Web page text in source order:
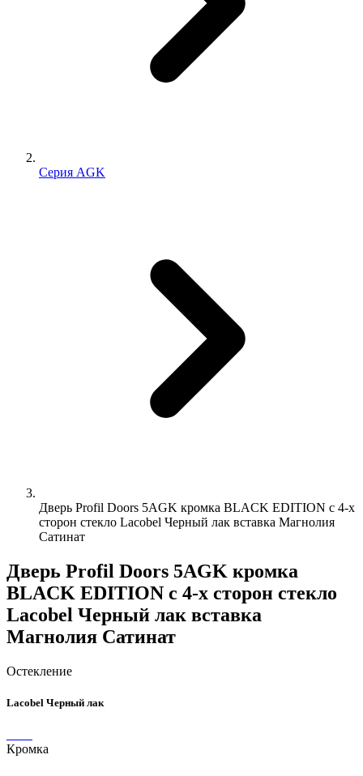
Серия AGK
Дверь Profil Doors 5AGK кромка BLACK EDITION с 4-х
сторон стекло Lacobel Черный лак вставка Магнолия
Сатинат
Дверь Profil Doors 5AGK кромка
BLACK EDITION с 4-х сторон стекло
Lacobel Черный лак вставка
Магнолия Сатинат
Остекление
Lacobel Черный лак
Кромка